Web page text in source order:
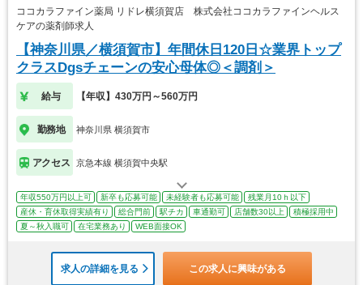
ココカラファイン薬局 リドレ横須賀店 株式会社ココカラファインヘルス
ケアの薬剤師求人
【神奈川県／横須賀市】年間休日120日☆業界トップ
クラスDgsチェーンの安心母体◎＜調剤＞
給与 【年収】430万円～560万円
勤務地 神奈川県 横須賀市
アクセス 京急本線 横須賀中央駅
年収550万円以上可 新卒も応募可能 未経験者も応募可能
残業月10ｈ以下
産休・育休取得実績有り
総合門前 駅チカ 車通勤可 店舗数30以上
積極採用中
夏～秋入職可
在宅業務あり WEB面接OK
求人の詳細を見る この求人に興味がある